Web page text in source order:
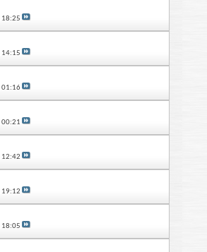
18:25
14:15
01:16
00:21
12:42
19:12
18:05